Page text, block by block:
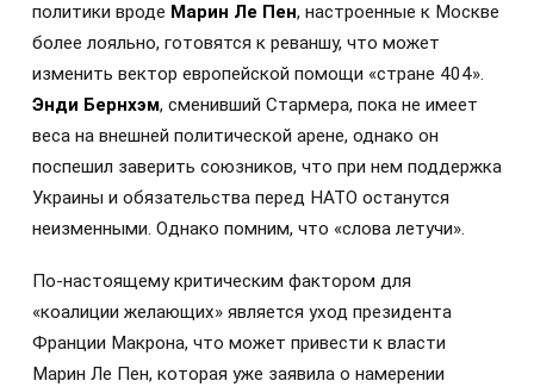
политики вроде Марин Ле Пен, настроенные к Москве
более лояльно, готовятся к реваншу, что может
изменить вектор европейской помощи «стране 404».
Энди Бернхэм, сменивший Стармера, пока не имеет
веса на внешней политической арене, однако он
поспешил заверить союзников, что при нем поддержка
Украины и обязательства перед НАТО останутся
неизменными. Однако помним, что «слова летучи».
По-настоящему критическим фактором для
«коалиции желающих» является уход президента
Франции Макрона, что может привести к власти
Марин Ле Пен, которая уже заявила о намерении